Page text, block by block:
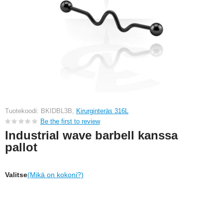
Tuotekoodi: BKIDBL3B, Kirurginteräs 316L
Be the first to review
Industrial wave barbell kanssa
pallot
Valitse(Mikä on kokoni?)